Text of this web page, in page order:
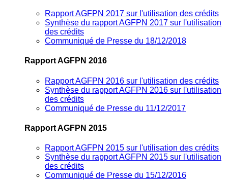
Rapport AGFPN 2017 sur l'utilisation des crédits
Synthèse du rapport AGFPN 2017 sur l'utilisation
des crédits
Communiqué de Presse du 18/12/2018
Rapport AGFPN 2016
Rapport AGFPN 2016 sur l'utilisation des crédits
Synthèse du rapport AGFPN 2016 sur l'utilisation
des crédits
Communiqué de Presse du 11/12/2017
Rapport AGFPN 2015
Rapport AGFPN 2015 sur l'utilisation des crédits
Synthèse du rapport AGFPN 2015 sur l'utilisation
des crédits
Communiqué de Presse du 15/12/2016